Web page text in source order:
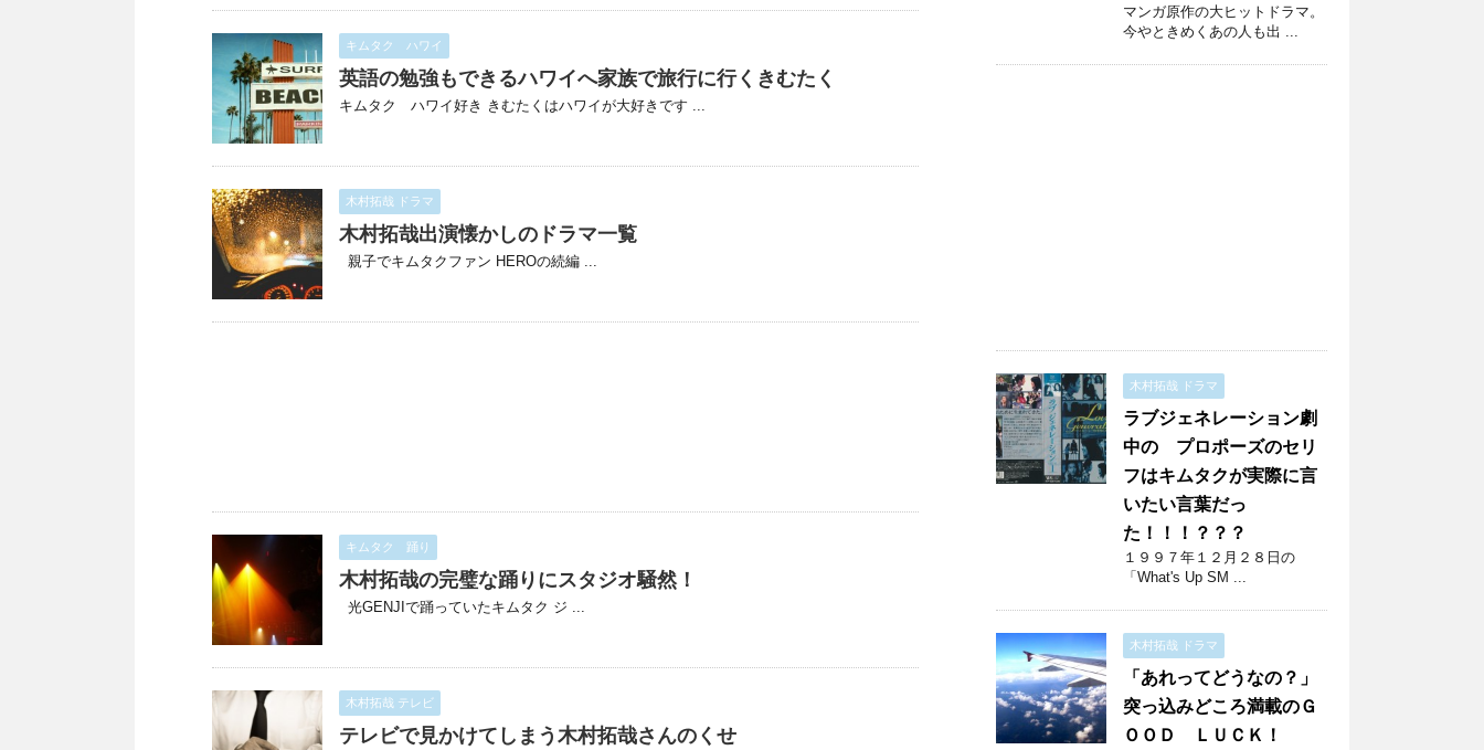
キムタク ハワイ
英語の勉強もできるハワイへ家族で旅行に行くきむたく
キムタク ハワイ好き きむたくはハワイが大好きです ...
木村拓哉 ドラマ
木村拓哉出演懐かしのドラマ一覧
親子でキムタクファン HEROの続編 ...
キムタク 踊り
木村拓哉の完璧な踊りにスタジオ騒然！
光GENJIで踊っていたキムタク ジ ...
木村拓哉 テレビ
テレビで見かけてしまう木村拓哉さんのくせ
マンガ原作の大ヒットドラマ。
今やときめくあの人も出 ...
木村拓哉 ドラマ
ラブジェネレーション劇
中の プロポーズのセリ
フはキムタクが実際に言
いたい言葉だっ
た！！！？？？
１９９７年１２月２８日の
「What's Up SM ...
木村拓哉 ドラマ
「あれってどうなの？」
突っ込みどころ満載のＧ
ＯＯＤ ＬＵＣＫ！